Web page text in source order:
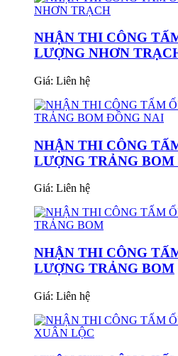
NHẬN THI CÔNG
LƯỢNG NHƠN
Giá: Liên hệ
NHẬN THI CÔNG
LƯỢNG TRẢNG
Giá: Liên hệ
NHẬN THI CÔNG
LƯỢNG TRẢNG BOM
Giá: Liên hệ